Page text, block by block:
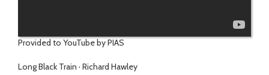
Provided to YouTube by PIAS
Long Black Train · Richard Hawley